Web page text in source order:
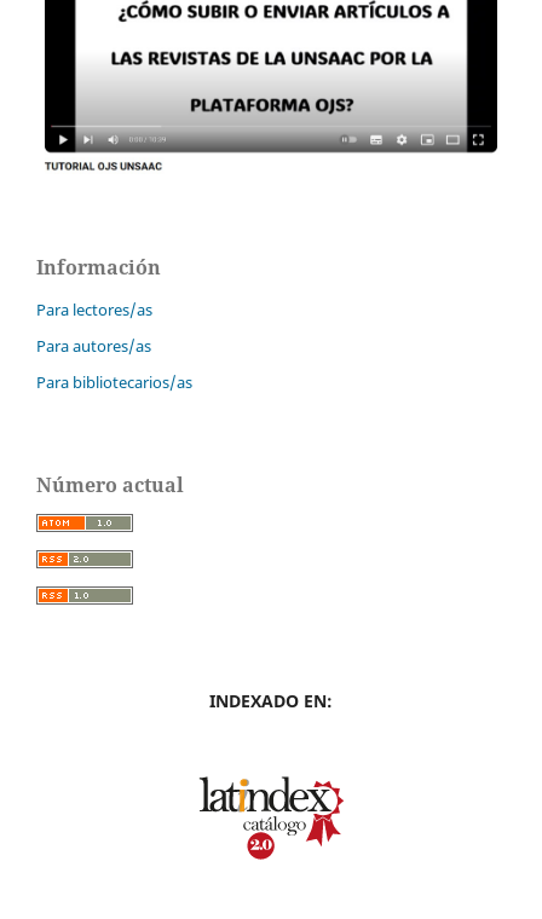
Información
Para lectores/as
Para autores/as
Para bibliotecarios/as
Número actual
INDEXADO EN: